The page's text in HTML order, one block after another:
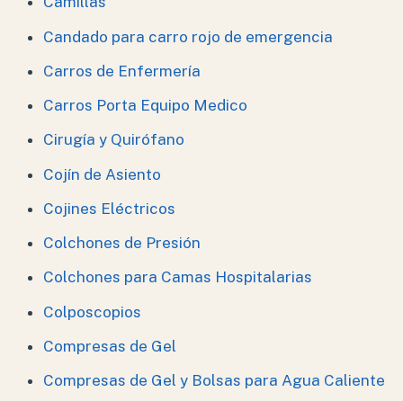
Candado para carro rojo de emergencia
Carros de Enfermería
Carros Porta Equipo Medico
Cirugía y Quirófano
Cojín de Asiento
Cojines Eléctricos
Colchones de Presión
Colchones para Camas Hospitalarias
Colposcopios
Compresas de Gel
Compresas de Gel y Bolsas para Agua Caliente